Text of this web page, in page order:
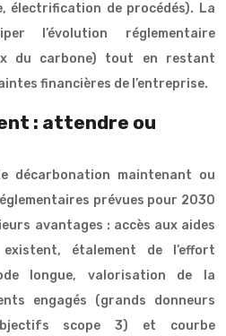
électrification de procédés). La
l’évolution réglementaire
du carbone) tout en restant
financières de l’entreprise.
: attendre ou
décarbonation maintenant ou
prévues pour 2030
avantages : accès aux aides
étalement de l’effort
longue, valorisation de la
engagés (grands donneurs
scope 3) et courbe